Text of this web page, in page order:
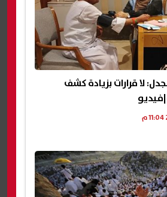
لا قرارات بزيادة كشف